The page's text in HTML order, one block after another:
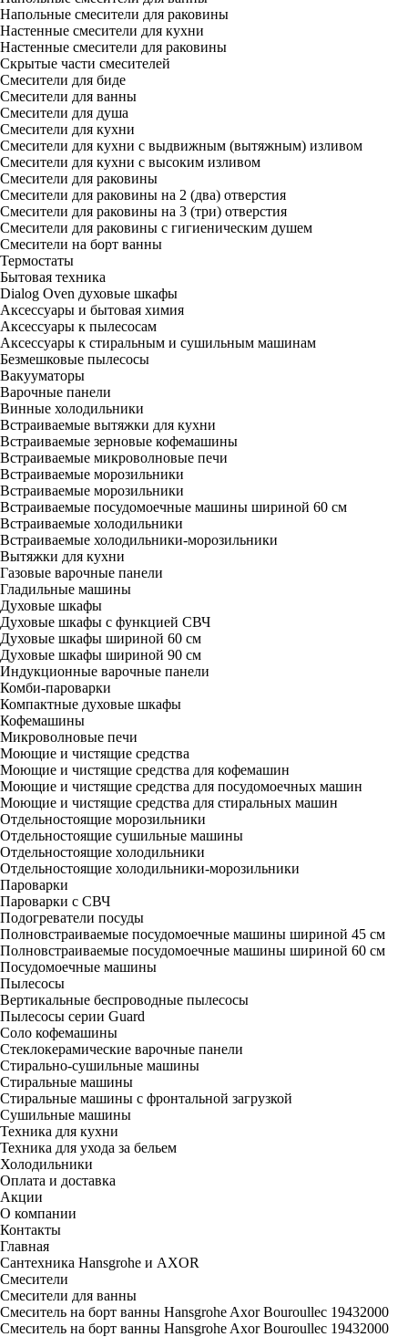
Напольные смесители для раковины
Настенные смесители для кухни
Настенные смесители для раковины
Скрытые части смесителей
Смесители для биде
Смесители для ванны
Смесители для душа
Смесители для кухни
Смесители для кухни с выдвижным (вытяжным) изливом
Смесители для кухни с высоким изливом
Смесители для раковины
Смесители для раковины на 2 (два) отверстия
Смесители для раковины на 3 (три) отверстия
Смесители для раковины с гигиеническим душем
Смесители на борт ванны
Термостаты
Бытовая техника
Dialog Oven духовые шкафы
Аксессуары и бытовая химия
Аксессуары к пылесосам
Аксессуары к стиральным и сушильным машинам
Безмешковые пылесосы
Вакууматоры
Варочные панели
Винные холодильники
Встраиваемые вытяжки для кухни
Встраиваемые зерновые кофемашины
Встраиваемые микроволновые печи
Встраиваемые морозильники
Встраиваемые морозильники
Встраиваемые посудомоечные машины шириной 60 см
Встраиваемые холодильники
Встраиваемые холодильники-морозильники
Вытяжки для кухни
Газовые варочные панели
Гладильные машины
Духовые шкафы
Духовые шкафы с функцией СВЧ
Духовые шкафы шириной 60 см
Духовые шкафы шириной 90 см
Индукционные варочные панели
Комби-пароварки
Компактные духовые шкафы
Кофемашины
Микроволновые печи
Моющие и чистящие средства
Моющие и чистящие средства для кофемашин
Моющие и чистящие средства для посудомоечных машин
Моющие и чистящие средства для стиральных машин
Отдельностоящие морозильники
Отдельностоящие сушильные машины
Отдельностоящие холодильники
Отдельностоящие холодильники-морозильники
Пароварки
Пароварки с СВЧ
Подогреватели посуды
Полновстраиваемые посудомоечные машины шириной 45 см
Полновстраиваемые посудомоечные машины шириной 60 см
Посудомоечные машины
Пылесосы
Вертикальные беспроводные пылесосы
Пылесосы серии Guard
Соло кофемашины
Стеклокерамические варочные панели
Стирально-сушильные машины
Стиральные машины
Стиральные машины с фронтальной загрузкой
Сушильные машины
Техника для кухни
Техника для ухода за бельем
Холодильники
Оплата и доставка
Акции
О компании
Контакты
Главная
Сантехника Hansgrohe и AXOR
Смесители
Смесители для ванны
Смеситель на борт ванны Hansgrohe Axor Bouroullec 19432000
Смеситель на борт ванны Hansgrohe Axor Bouroullec 19432000